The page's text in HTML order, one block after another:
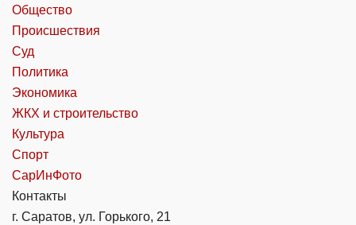
Общество
Происшествия
Суд
Политика
Экономика
ЖКХ и строительство
Культура
Спорт
СарИнФото
Контакты
г. Саратов, ул. Горького, 21